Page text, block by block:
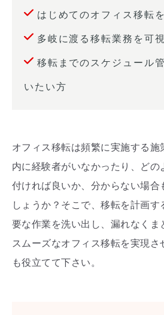
はじめてのオフィス移転
多岐に渡る移転業務を可
移転までのスケジュール
いたい方
オフィス移転は頻繁に実施する施
内に経験者がいなかったり、どの
付ければ良いか、分からない場
しょうか？そこで、移転を計画
要な作業を洗い出し、漏れなくま
スムーズなオフィス移転を実現さ
も役立てて下さい。